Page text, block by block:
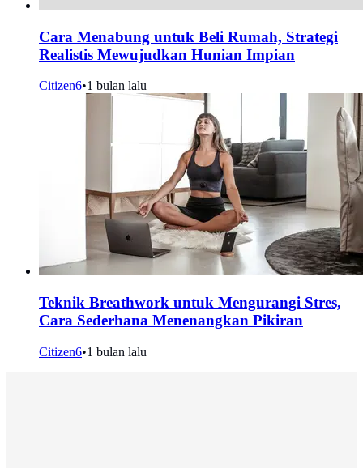
Cara Menabung untuk Beli Rumah, Strategi
Realistis Mewujudkan Hunian Impian
Citizen6•1 bulan lalu
Teknik Breathwork untuk Mengurangi Stres,
Cara Sederhana Menenangkan Pikiran
Citizen6•1 bulan lalu